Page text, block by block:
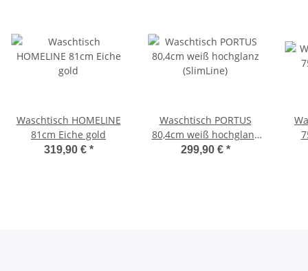
Waschtisch HOMELINE
81cm Eiche gold
319,90 € *
Waschtisch PORTUS
80,4cm weiß hochglanz
(SlimLine)
299,90 € *